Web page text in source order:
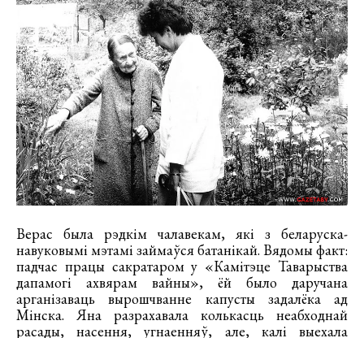
Верас была рэдкім чалавекам, які з беларуска-
навуковымі мэтамі займаўся батанікай. Вядомы факт:
падчас працы сакратаром у «Камітэце Таварыства
дапамогі ахвярам вайны», ёй было даручана
арганізаваць вырошчванне капусты задалёка ад
Мінска. Яна разрахавала колькасць неабходнай
расады, насення, угнаенняў, але, калі выехала